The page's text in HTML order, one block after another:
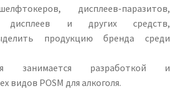
дисплеев-паразитов,
дисплеев и других средств,
продукцию бренда среди
занимается разработкой и
видов POSM для алкоголя.